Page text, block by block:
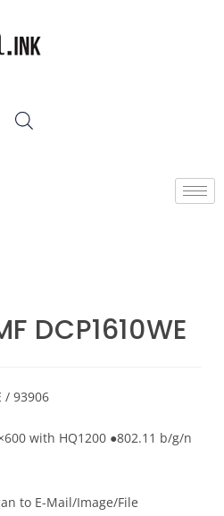
DCP1610WE
/ 93906
with HQ1200 ●802.11 b/g/n
to E-Mail/Image/File